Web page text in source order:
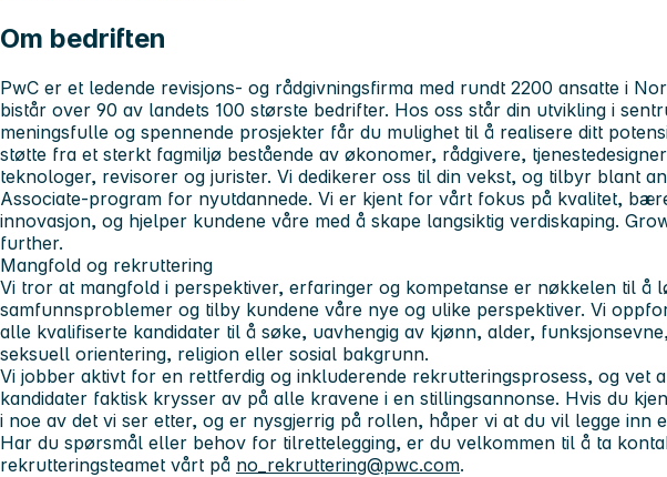
Om bedriften
PwC er et ledende revisjons- og rådgivningsfirma med rundt 2200 ansatte i
bistår over 90 av landets 100 største bedrifter. Hos oss står din utvikling i
meningsfulle og spennende prosjekter får du mulighet til å realisere ditt
støtte fra et sterkt fagmiljø bestående av økonomer, rådgivere,
teknologer, revisorer og jurister. Vi dedikerer oss til din vekst, og tilbyr blant
Associate-program for nyutdannede. Vi er kjent for vårt fokus på kvalitet,
innovasjon, og hjelper kundene våre med å skape langsiktig verdiskaping.
further.
Mangfold og rekruttering
Vi tror at mangfold i perspektiver, erfaringer og kompetanse er nøkkelen til å
samfunnsproblemer og tilby kundene våre nye og ulike perspektiver. Vi
alle kvalifiserte kandidater til å søke, uavhengig av kjønn, alder,
seksuell orientering, religion eller sosial bakgrunn.
Vi jobber aktivt for en rettferdig og inkluderende rekrutteringsprosess, og vet
kandidater faktisk krysser av på alle kravene i en stillingsannonse. Hvis du
i noe av det vi ser etter, og er nysgjerrig på rollen, håper vi at du vil legge inn
Har du spørsmål eller behov for tilrettelegging, er du velkommen til å ta
rekrutteringsteamet vårt på no_rekruttering@pwc.com.